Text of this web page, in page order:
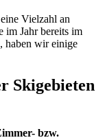
Vielzahl an
im Jahr bereits im
haben wir einige
Skigebieten
bzw.